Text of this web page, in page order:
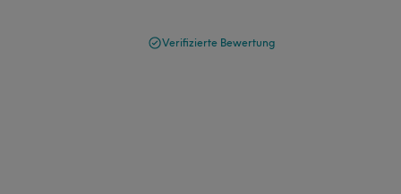
Verifizierte Bewertung